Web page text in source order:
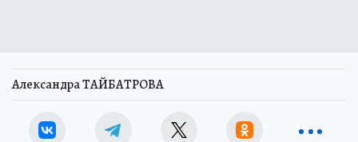
Александра ТАЙБАТРОВА